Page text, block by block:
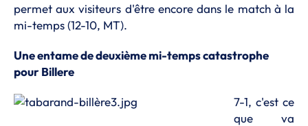
permet aux visiteurs d'être encore dans le match à la
mi-temps (12-10, MT).
Une entame de deuxième mi-temps catastrophe
pour Billere
7-1, c'est ce
que va